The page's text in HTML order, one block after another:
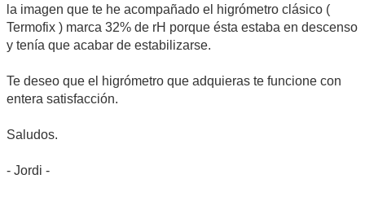
la imagen que te he acompañado el higrómetro clásico (
Termofix ) marca 32% de rH porque ésta estaba en descenso
y tenía que acabar de estabilizarse.
Te deseo que el higrómetro que adquieras te funcione con
entera satisfacción.
Saludos.
- Jordi -